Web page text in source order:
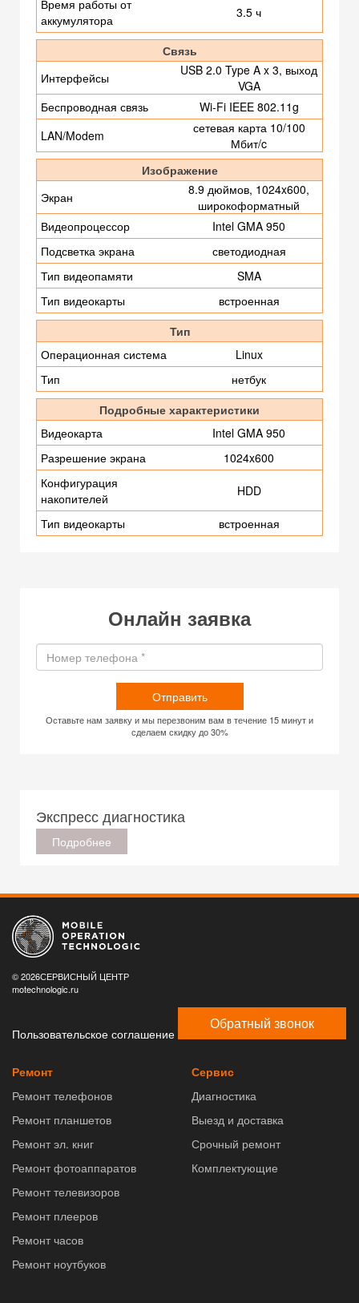
Время работы от
аккумулятора
3.5 ч
Связь
Интерфейсы
USB 2.0 Type A x 3, выход
VGA
Беспроводная связь
Wi-Fi IEEE 802.11g
LAN/Modem
сетевая карта 10/100
Мбит/c
Изображение
Экран
8.9 дюймов, 1024x600,
широкоформатный
Видеопроцессор
Intel GMA 950
Подсветка экрана
светодиодная
Тип видеопамяти
SMA
Тип видеокарты
встроенная
Тип
Операционная система
Linux
Тип
нетбук
Подробные характеристики
Видеокарта
Intel GMA 950
Разрешение экрана
1024x600
Конфигурация
накопителей
HDD
Тип видеокарты встроенная
Онлайн заявка
Отправить
Оставьте нам заявку и мы перезвоним вам в течение 15 минут и
сделаем скидку до 30%
Экспресс диагностика
Подробнее
© 2026СЕРВИСНЫЙ ЦЕНТР
motechnologic.ru
Пользовательское соглашение
Обратный звонок
Ремонт
Ремонт телефонов
Ремонт планшетов
Ремонт эл. книг
Ремонт фотоаппаратов
Ремонт телевизоров
Ремонт плееров
Ремонт часов
Ремонт ноутбуков
Сервис
Диагностика
Выезд и доставка
Срочный ремонт
Комплектующие